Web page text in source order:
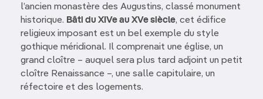
l’ancien monastère des Augustins, classé monument
historique. Bâti du XIVe au XVe siècle, cet édifice
religieux imposant est un bel exemple du style
gothique méridional. Il comprenait une église, un
grand cloître – auquel sera plus tard adjoint un petit
cloître Renaissance –, une salle capitulaire, un
réfectoire et des logements.